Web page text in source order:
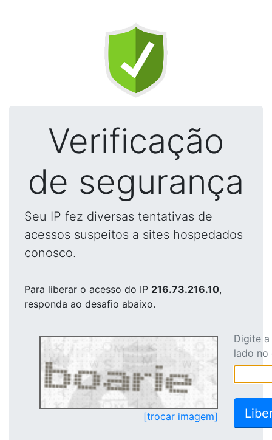
Verificação
de segurança
Seu IP fez diversas tentativas de
acessos suspeitos a sites hospedados
conosco.
Para liberar o acesso do IP 216.73.216.10,
responda ao desafio abaixo.
[trocar imagem]
Digite
lado no